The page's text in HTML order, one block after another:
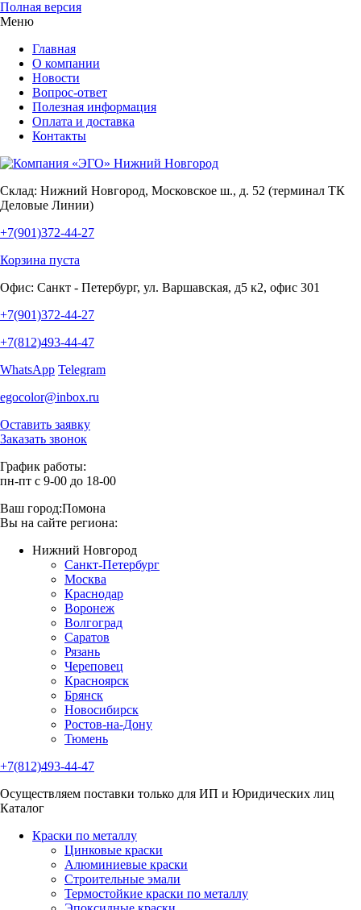
Полная версия
Меню
Главная
О компании
Новости
Вопрос-ответ
Полезная информация
Оплата и доставка
Контакты
Склад: Нижний Новгород, Московское ш., д. 52 (терминал ТК
Деловые Линии)
+7(901)372-44-27
Корзина пуста
Офис: Санкт - Петербург, ул. Варшавская, д5 к2, офис 301
+7(901)372-44-27
+7(812)493-44-47
WhatsApp Telegram
egocolor@inbox.ru
Оставить заявку
Заказать звонок
График работы:
пн-пт с 9-00 до 18-00
Ваш город:Помона
Вы на сайте региона:
Нижний Новгород
Санкт-Петербург
Москва
Краснодар
Воронеж
Волгоград
Саратов
Рязань
Череповец
Красноярск
Брянск
Новосибирск
Ростов-на-Дону
Тюмень
+7(812)493-44-47
Осуществляем поставки только для ИП и Юридических лиц
Каталог
Краски по металлу
Цинковые краски
Алюминиевые краски
Строительные эмали
Термостойкие краски по металлу